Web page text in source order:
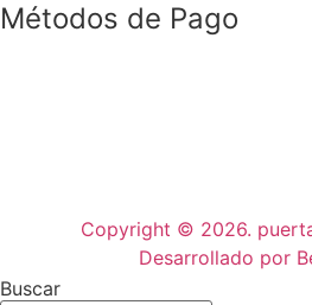
Métodos de Pago
Copyright © 2026.
Desarrollado por
Buscar